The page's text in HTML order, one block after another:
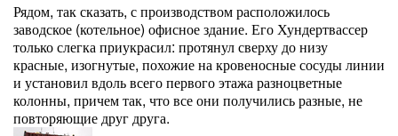
Рядом, так сказать, с производством расположилось
заводское (котельное) офисное здание. Его Хундертвассер
только слегка приукрасил: протянул сверху до низу
красные, изогнутые, похожие на кровеносные сосуды линии
и установил вдоль всего первого этажа разноцветные
колонны, причем так, что все они получились разные, не
повторяющие друг друга.